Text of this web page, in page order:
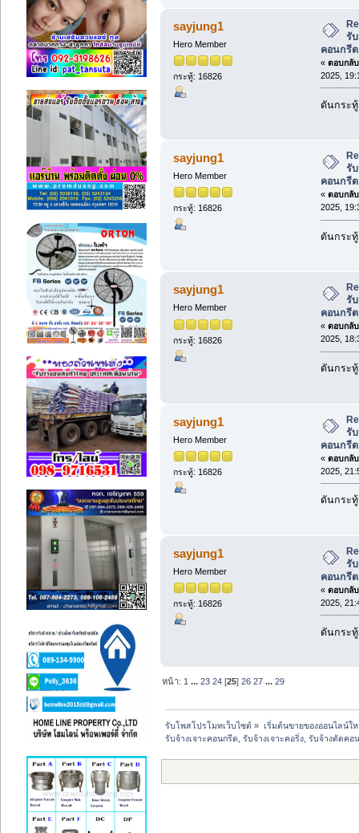
sayjung1
Hero Member
กระทู้: 16826
รับ
คอนกรีต
« ตอบกลั
2025,
ดันกระ
sayjung1
Hero Member
กระทู้: 16826
รับ
คอนกรีต
« ตอบกลั
2025,
ดันกระ
sayjung1
Hero Member
กระทู้: 16826
รับ
คอนกรีต
« ตอบกลั
2025,
ดันกระ
sayjung1
Hero Member
กระทู้: 16826
รับ
คอนกรีต
« ตอบกลั
2025,
ดันกระ
sayjung1
Hero Member
กระทู้: 16826
รับ
คอนกรีต
« ตอบกลั
2025,
ดันกระ
หน้า: 1 ...23 24 [25]26 27 ...29
รับโพสโปรโมทเว็บไซต์ » เริ่มต้นขายของออนไลน์ใ
รับจ้างเจาะคอนกรีต, รับจ้างเจาะคอริ่ง, รับจ้างตัดคอ